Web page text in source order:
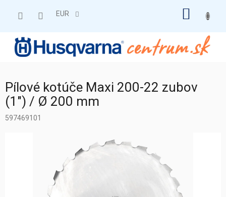
EUR
Pílové kotúče Maxi 200-22 zubov
(1") / Ø 200 mm
597469101